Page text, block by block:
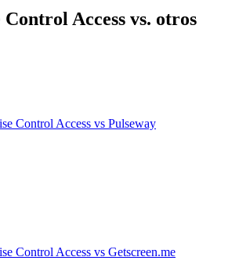
Access vs. otros
Control Access vs Pulseway
Control Access vs Getscreen.me